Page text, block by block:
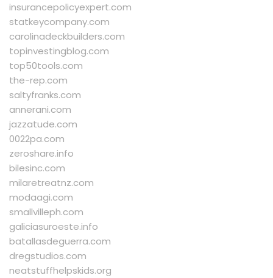
insurancepolicyexpert.com
statkeycompany.com
carolinadeckbuilders.com
topinvestingblog.com
top50tools.com
the-rep.com
saltyfranks.com
annerani.com
jazzatude.com
0022pa.com
zeroshare.info
bilesinc.com
milaretreatnz.com
modaagi.com
smallvilleph.com
galiciasuroeste.info
batallasdeguerra.com
dregstudios.com
neatstuffhelpskids.org